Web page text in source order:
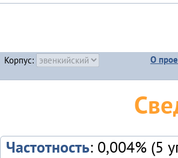
Корпус: О
Частотность: 0,004% (5